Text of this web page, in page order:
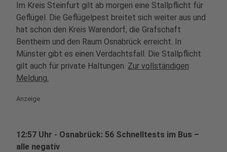
Im Kreis Steinfurt gilt ab morgen eine Stallpflicht für
Geflügel. Die Geflügelpest breitet sich weiter aus und
hat schon den Kreis Warendorf, die Grafschaft
Bentheim und den Raum Osnabrück erreicht. In
Münster gibt es einen Verdachtsfall. Die Stallpflicht
gilt auch für private Haltungen. Zur vollständigen
Meldung.
Anzeige
12:57 Uhr - Osnabrück: 56 Schnelltests im Bus –
alle negativ